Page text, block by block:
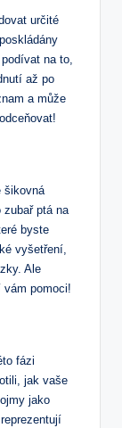
určité
na to,
až po
a může
šikovná
zubař ptá na
byste
vyšetření,
Ale
vám pomoci!
fázi
jak vaše
jako